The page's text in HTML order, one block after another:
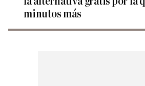
minutos más